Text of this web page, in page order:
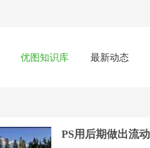
优图知识库 最新动态
PS用后期做出流